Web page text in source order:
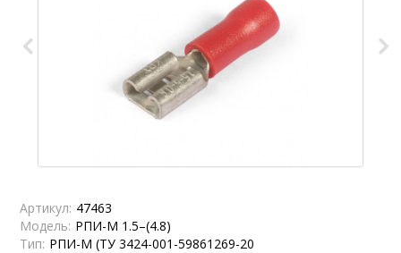
Артикул: 47463
Модель: РПИ-М 1.5–(4.8)
Тип: РПИ-М (ТУ 3424-001-59861269-20